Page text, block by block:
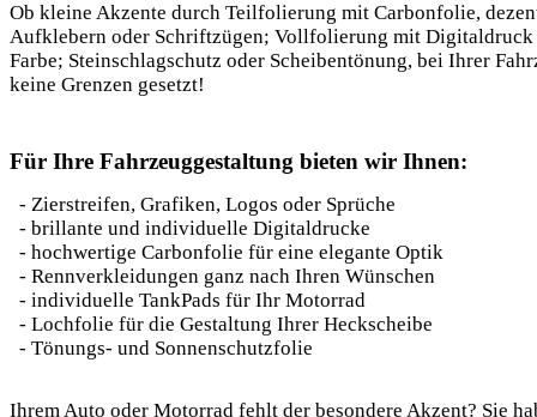
Ob kleine Akzente durch Teilfolierung mit Carbonfolie,
Aufklebern oder Schriftzügen; Vollfolierung mit
Farbe; Steinschlagschutz oder Scheibentönung, bei Ihrer
keine Grenzen gesetzt!
Für Ihre Fahrzeuggestaltung bieten wir Ihnen:
- Zierstreifen, Grafiken, Logos oder Sprüche
- brillante und individuelle Digitaldrucke
- hochwertige Carbonfolie für eine elegante Optik
- Rennverkleidungen ganz nach Ihren Wünschen
- individuelle TankPads für Ihr Motorrad
- Lochfolie für die Gestaltung Ihrer Heckscheibe
- Tönungs- und Sonnenschutzfolie
Ihrem Auto oder Motorrad fehlt der besondere Akzent? Sie